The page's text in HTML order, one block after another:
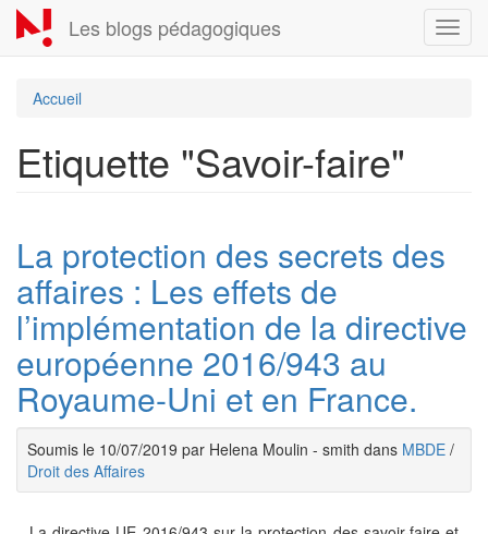
Aller
au
contenu
Les blogs pédagogiques
Accueil
Etiquette "Savoir-faire"
La protection des secrets des
affaires : Les effets de
l’implémentation de la directive
européenne 2016/943 au
Royaume-Uni et en France.
Soumis le 10/07/2019 par Helena Moulin - smith dans MBDE /
Droit des Affaires